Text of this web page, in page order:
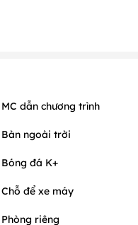
MC dẫn chương trình
Bàn ngoài trời
Bóng đá K+
Chỗ để xe máy
Phòng riêng